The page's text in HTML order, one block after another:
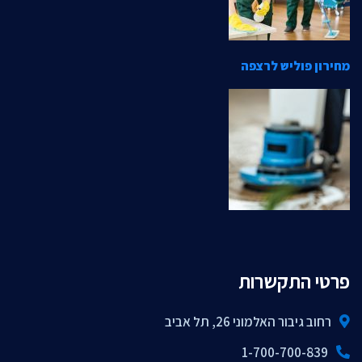
מחירון פוליש לרצפה
פרטי התקשרות
רחוב גיבור האלמוני 26, תל אביב
1-700-700-839